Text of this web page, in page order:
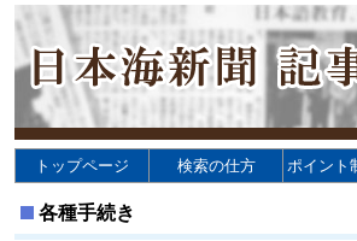
トップページ 検索の仕方 ポイント
各種手続き